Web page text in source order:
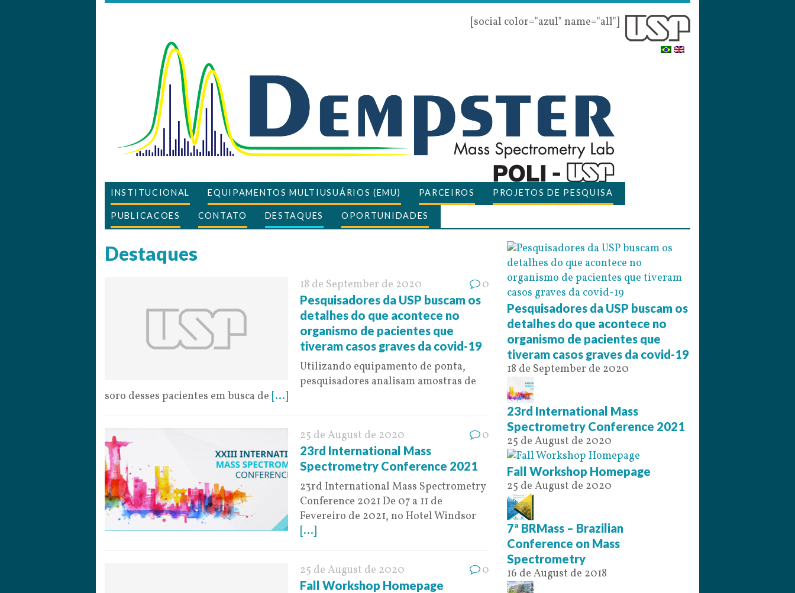
[social color="azul" name="all"]
INSTITUCIONAL EQUIPAMENTOS MULTIUSUÁRIOS (EMU) PARCEIROS PROJETOS DE PESQUISA
PUBLICACOES CONTATO DESTAQUES OPORTUNIDADES
Destaques
18 de September de 2020 0
Pesquisadores da USP buscam os
detalhes do que acontece no
organismo de pacientes que
tiveram casos graves da covid-19
Utilizando equipamento de ponta,
pesquisadores analisam amostras de
soro desses pacientes em busca de [...]
25 de August de 2020 0
23rd International Mass
Spectrometry Conference 2021
23rd International Mass Spectrometry
Conference 2021 De 07 a 11 de
Fevereiro de 2021, no Hotel Windsor
[...]
25 de August de 2020 0
Fall Workshop Homepage
Pesquisadores da USP buscam os
detalhes do que acontece no
organismo de pacientes que
tiveram casos graves da covid-19
18 de September de 2020
23rd International Mass
Spectrometry Conference 2021
25 de August de 2020
Fall Workshop Homepage
25 de August de 2020
7ª BRMass – Brazilian
Conference on Mass
Spectrometry
16 de August de 2018